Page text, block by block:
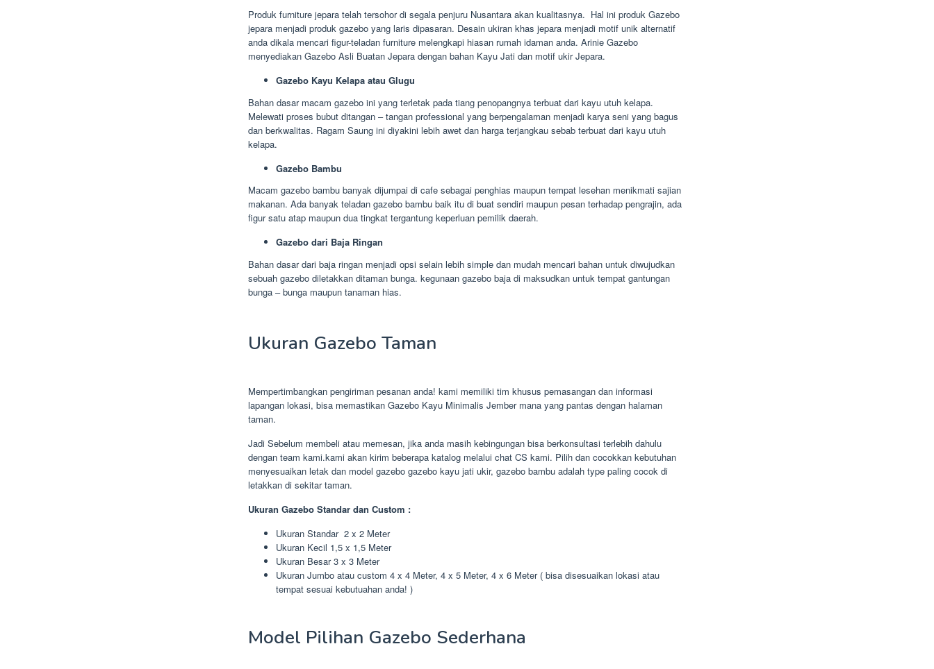
Produk furniture jepara telah tersohor di segala penjuru Nusantara akan kualitasnya. Hal ini produk Gazebo
jepara menjadi produk gazebo yang laris dipasaran. Desain ukiran khas jepara menjadi motif unik alternatif
anda dikala mencari figur-teladan furniture melengkapi hiasan rumah idaman anda. Arinie Gazebo
menyediakan Gazebo Asli Buatan Jepara dengan bahan Kayu Jati dan motif ukir Jepara.
Gazebo Kayu Kelapa atau Glugu
Bahan dasar macam gazebo ini yang terletak pada tiang penopangnya terbuat dari kayu utuh kelapa.
Melewati proses bubut ditangan – tangan professional yang berpengalaman menjadi karya seni yang bagus
dan berkwalitas. Ragam Saung ini diyakini lebih awet dan harga terjangkau sebab terbuat dari kayu utuh
kelapa.
Gazebo Bambu
Macam gazebo bambu banyak dijumpai di cafe sebagai penghias maupun tempat lesehan menikmati sajian
makanan. Ada banyak teladan gazebo bambu baik itu di buat sendiri maupun pesan terhadap pengrajin, ada
figur satu atap maupun dua tingkat tergantung keperluan pemilik daerah.
Gazebo dari Baja Ringan
Bahan dasar dari baja ringan menjadi opsi selain lebih simple dan mudah mencari bahan untuk diwujudkan
sebuah gazebo diletakkan ditaman bunga. kegunaan gazebo baja di maksudkan untuk tempat gantungan
bunga – bunga maupun tanaman hias.
Ukuran Gazebo Taman
Mempertimbangkan pengiriman pesanan anda! kami memiliki tim khusus pemasangan dan informasi
lapangan lokasi, bisa memastikan Gazebo Kayu Minimalis Jember mana yang pantas dengan halaman
taman.
Jadi Sebelum membeli atau memesan, jika anda masih kebingungan bisa berkonsultasi terlebih dahulu
dengan team kami.kami akan kirim beberapa katalog melalui chat CS kami. Pilih dan cocokkan kebutuhan
menyesuaikan letak dan model gazebo gazebo kayu jati ukir, gazebo bambu adalah type paling cocok di
letakkan di sekitar taman.
Ukuran Gazebo Standar dan Custom :
Ukuran Standar 2 x 2 Meter
Ukuran Kecil 1,5 x 1,5 Meter
Ukuran Besar 3 x 3 Meter
Ukuran Jumbo atau custom 4 x 4 Meter, 4 x 5 Meter, 4 x 6 Meter ( bisa disesuaikan lokasi atau
tempat sesuai kebutuahan anda! )
Model Pilihan Gazebo Sederhana